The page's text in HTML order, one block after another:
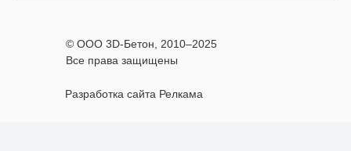
Разработка сайта Релкама
© ООО 3D-Бетон, 2010–2025
Все права защищены